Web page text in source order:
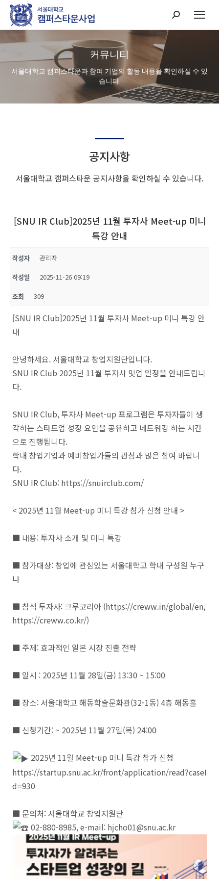
Search:
커뮤니티
서울대학교 캠퍼스타운과 참여 기업의 활동 내용을 확인하실 수 있
습니다.
공지사항
서울대학교 캠퍼스타운 공지사항을 확인하실 수 있습니다.
[SNU IR Club]2025년 11월 투자사 Meet-up 미니
특강 안내
작성자 관리자
작성일 2025-11-26 09:19
조회 309
[SNU IR Club]2025년 11월 투자사 Meet-up 미니 특강 안
내
안녕하세요. 서울대학교 창업지원단입니다.
SNU IR Club 2025년 11월 투자사 밋업 일정을 안내드립니
다.
SNU IR Club, 투자사 Meet-up 프로그램은 투자자들이 생
각하는 스타트업 성장 요인을 공유하고 네트워킹 하는 시간
으로 진행됩니다.
학내 창업기업과 예비창업가들의 관심과 많은 참여 바랍니
다.
SNU IR Club: https://snuirclub.com/
< 2025년 11월 Meet-up 미니 특강 참가 신청 안내 >
■ 내용: 투자사 소개 및 미니 특강
■ 참가대상: 창업에 관심있는 서울대학교 학내 구성원 누구
나
■ 참석 투자사: 크루코리아 (https://creww.in/global/en,
https://creww.co.kr/)
■ 주제: 효과적인 일본 시장 진출 전략
■ 일시 : 2025년 11월 28일(금) 13:30 ~ 15:00
■ 장소: 서울대학교 해동학술문화관(32-1동) 4층 해동홀
■ 신청기간: ~ 2025년 11월 27일(목) 24:00
2025년 11월 Meet-up 미니 특강 참가 신청
https://startup.snu.ac.kr/front/application/read?caseI
d=930
■ 문의처: 서울대학교 창업지원단
02-880-8985, e-mail: hjcho01@snu.ac.kr